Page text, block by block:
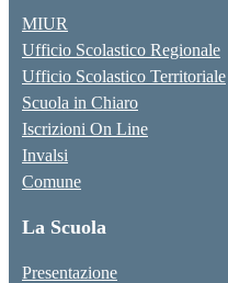
MIUR
Ufficio Scolastico Regionale
Ufficio Scolastico Territoriale
Scuola in Chiaro
Iscrizioni On Line
Invalsi
Comune
La Scuola
Presentazione